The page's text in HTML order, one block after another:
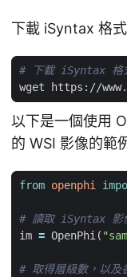
下載 iSyntax 格
# 下載 iSyntax 格
以下是一個使用
的 WSI 影像的範
from openphi
# 讀取 iSyntax 影
im = OpenPhi(
# 取得層級數，以及